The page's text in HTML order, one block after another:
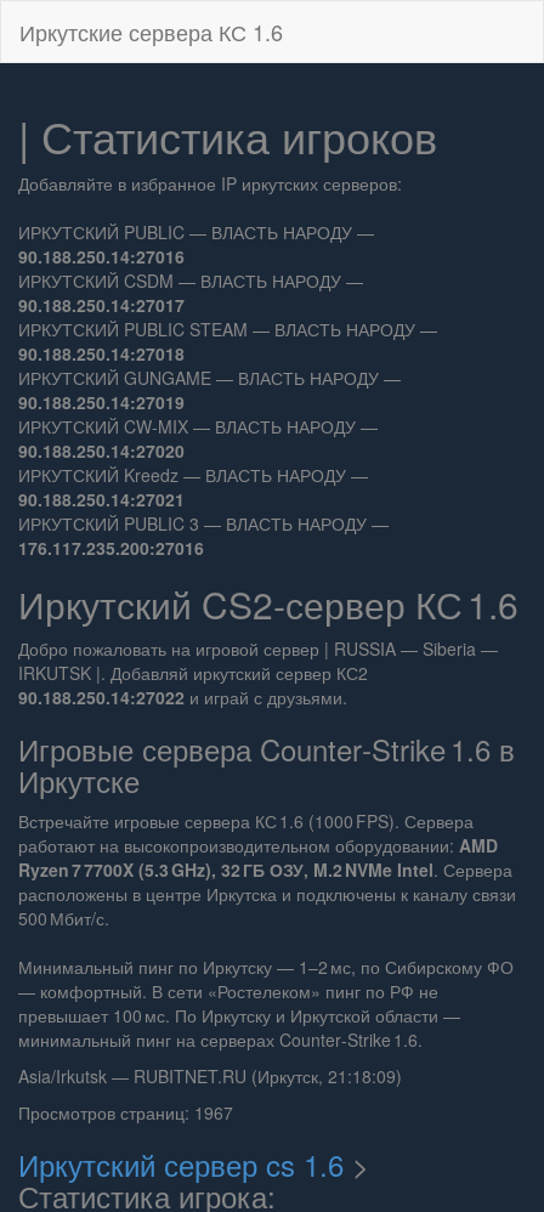
Иркутские сервера КС 1.6
| Статистика игроков
Добавляйте в избранное IP иркутских серверов:
ИРКУТСКИЙ PUBLIC — ВЛАСТЬ НАРОДУ —
90.188.250.14:27016
ИРКУТСКИЙ CSDM — ВЛАСТЬ НАРОДУ —
90.188.250.14:27017
ИРКУТСКИЙ PUBLIC STEAM — ВЛАСТЬ НАРОДУ —
90.188.250.14:27018
ИРКУТСКИЙ GUNGAME — ВЛАСТЬ НАРОДУ —
90.188.250.14:27019
ИРКУТСКИЙ CW-MIX — ВЛАСТЬ НАРОДУ —
90.188.250.14:27020
ИРКУТСКИЙ Kreedz — ВЛАСТЬ НАРОДУ —
90.188.250.14:27021
ИРКУТСКИЙ PUBLIC 3 — ВЛАСТЬ НАРОДУ —
176.117.235.200:27016
Иркутский CS2‑сервер КС 1.6
Добро пожаловать на игровой сервер | RUSSIA — Siberia —
IRKUTSK |. Добавляй иркутский сервер КС2
90.188.250.14:27022 и играй с друзьями.
Игровые сервера Counter‑Strike 1.6 в
Иркутске
Встречайте игровые сервера КС 1.6 (1000 FPS). Сервера
работают на высокопроизводительном оборудовании: AMD
Ryzen 7 7700X (5.3 GHz), 32 ГБ ОЗУ, M.2 NVMe Intel. Сервера
расположены в центре Иркутска и подключены к каналу связи
500 Мбит/с.
Минимальный пинг по Иркутску — 1–2 мс, по Сибирскому ФО
— комфортный. В сети «Ростелеком» пинг по РФ не
превышает 100 мс. По Иркутску и Иркутской области —
минимальный пинг на серверах Counter‑Strike 1.6.
Asia/Irkutsk — RUBITNET.RU (Иркутск, 21:18:09)
Просмотров страниц: 1967
Иркутский сервер cs 1.6 >
Статистика игрока: